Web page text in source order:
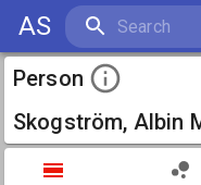
AS
Person
Skogström, Albin